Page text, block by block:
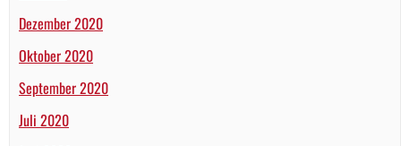
Dezember 2020
Oktober 2020
September 2020
Juli 2020